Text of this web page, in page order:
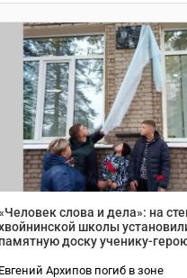
слова и дела»: на
школы
памятную доску ученику-
Евгений Архипов погиб в зоне